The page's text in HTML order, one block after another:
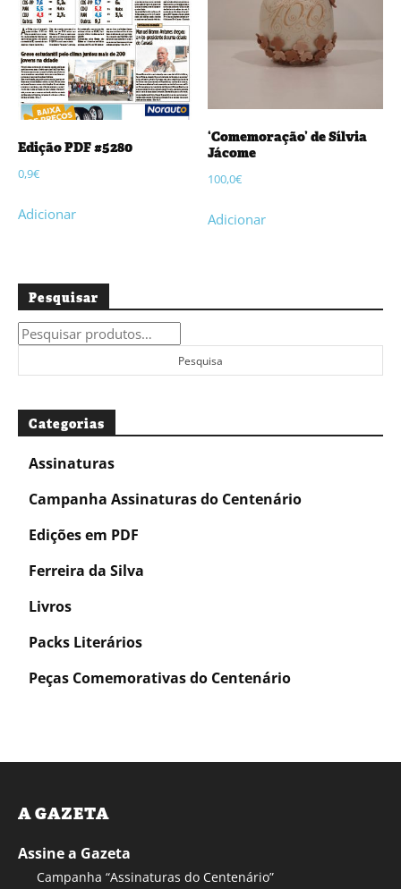
Edição PDF #5280
0,9€
Adicionar
‘Comemoração’ de Sílvia
Jácome
100,0€
Adicionar
Pesquisar
Pesquisar
por:
Pesquisa
Categorias
Assinaturas
Campanha Assinaturas do Centenário
Edições em PDF
Ferreira da Silva
Livros
Packs Literários
Peças Comemorativas do Centenário
A GAZETA
Assine a Gazeta
Campanha “Assinaturas do Centenário”